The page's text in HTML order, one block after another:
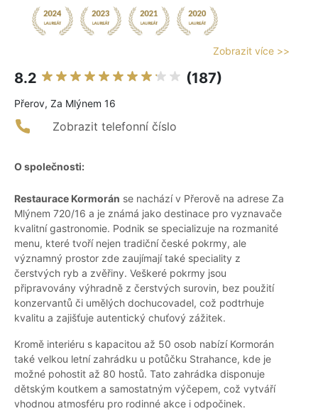
Zobrazit více >>
8.2 (187)
Přerov, Za Mlýnem 16
Zobrazit telefonní číslo
O společnosti:
Restaurace Kormorán se nachází v Přerově na adrese Za
Mlýnem 720/16 a je známá jako destinace pro vyznavače
kvalitní gastronomie. Podnik se specializuje na rozmanité
menu, které tvoří nejen tradiční české pokrmy, ale
významný prostor zde zaujímají také speciality z
čerstvých ryb a zvěřiny. Veškeré pokrmy jsou
připravovány výhradně z čerstvých surovin, bez použití
konzervantů či umělých dochucovadel, což podtrhuje
kvalitu a zajišťuje autentický chuťový zážitek.
Kromě interiéru s kapacitou až 50 osob nabízí Kormorán
také velkou letní zahrádku u potůčku Strahance, kde je
možné pohostit až 80 hostů. Tato zahrádka disponuje
dětským koutkem a samostatným výčepem, což vytváří
vhodnou atmosféru pro rodinné akce i odpočinek.